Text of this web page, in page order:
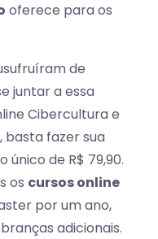
oferece para os
de
juntar a essa
Cibercultura e
basta fazer sua
de R$ 79,90.
os cursos online
por um ano,
adicionais.